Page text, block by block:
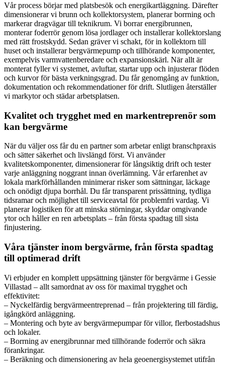
Vår process börjar med platsbesök och energikartläggning. Därefter
dimensionerar vi brunn och kollektorsystem, planerar borrning och
markerar dragvägar till teknikrum. Vi borrar energibrunnen,
monterar foderrör genom lösa jordlager och installerar kollektorslang
med rätt frostskydd. Sedan gräver vi schakt, för in kollektorn till
huset och installerar bergvärmepump och tillhörande komponenter,
exempelvis varmvattenberedare och expansionskärl. När allt är
monterat fyller vi systemet, avluftar, startar upp och injusterar flöden
och kurvor för bästa verkningsgrad. Du får genomgång av funktion,
dokumentation och rekommendationer för drift. Slutligen återställer
vi markytor och städar arbetsplatsen.
Kvalitet och trygghet med en markentreprenör som
kan bergvärme
När du väljer oss får du en partner som arbetar enligt branschpraxis
och sätter säkerhet och livslängd först. Vi använder
kvalitetskomponenter, dimensionerar för långsiktig drift och tester
varje anläggning noggrant innan överlämning. Vår erfarenhet av
lokala markförhållanden minimerar risker som sättningar, läckage
och onödigt djupa borrhål. Du får transparent prissättning, tydliga
tidsramar och möjlighet till serviceavtal för problemfri vardag. Vi
planerar logistiken för att minska störningar, skyddar omgivande
ytor och håller en ren arbetsplats – från första spadtag till sista
finjustering.
Våra tjänster inom bergvärme, från första spadtag
till optimerad drift
Vi erbjuder en komplett uppsättning tjänster för bergvärme i Gessie
Villastad – allt samordnat av oss för maximal trygghet och
effektivitet:
– Nyckelfärdig bergvärmeentreprenad – från projektering till färdig,
igångkörd anläggning.
– Montering och byte av bergvärmepumpar för villor, flerbostadshus
och lokaler.
– Borrning av energibrunnar med tillhörande foderrör och säkra
förankringar.
– Beräkning och dimensionering av hela geoenergisystemet utifrån